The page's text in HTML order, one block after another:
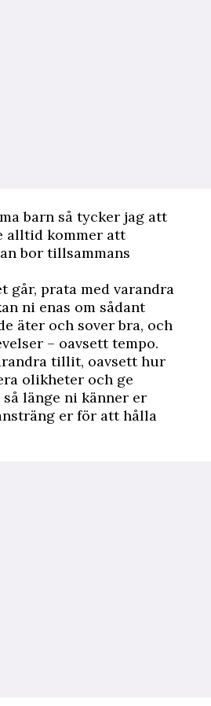
barn så tycker jag att
alltid kommer att
bor tillsammans
går, prata med varandra
ni enas om sådant
äter och sover bra, och
– oavsett tempo.
tillit, oavsett hur
olikheter och ge
länge ni känner er
er för att hålla